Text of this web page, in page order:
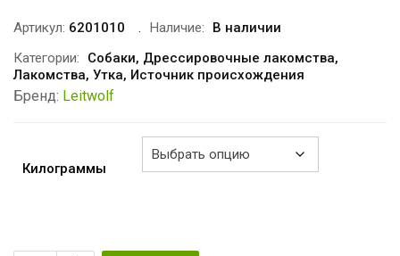
€3.20
–
€6.40
Артикул: 6201010 Наличие:
В наличии
Категории:
Собаки, Дрессировочные лакомства,
Лакомства, Утка, Источник происхождения
Бренд: Leitwolf
Килограммы